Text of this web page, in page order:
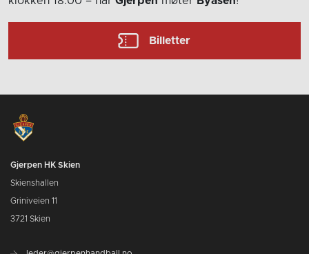
Billetter
Gjerpen HK Skien
Skienshallen
Griniveien 11
3721 Skien